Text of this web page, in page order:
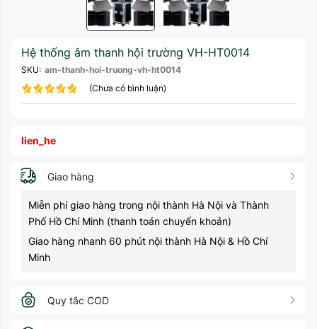
Hệ thống âm thanh hội trường VH-HT0014
SKU: am-thanh-hoi-truong-vh-ht0014
(Chưa có bình luận)
lien_he
Giao hàng
Miễn phí giao hàng trong nội thành Hà Nội và Thành
Phố Hồ Chí Minh (thanh toán chuyển khoản)
Giao hàng nhanh 60 phút nội thành Hà Nội & Hồ Chí
Minh
Quy tắc COD